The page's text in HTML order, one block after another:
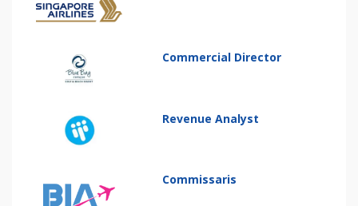
Commercial Director
Revenue Analyst
Commissaris